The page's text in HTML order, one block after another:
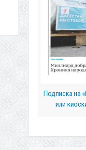
Подписка на
или